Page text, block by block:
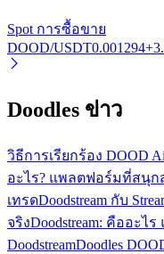
การแนะนำ
เชิญเพื่อนเพื่อรับรา
Deposit CASHCAT & Win
Spot การซื้อขาย
DOOD/USDT0.001294+
Doodles ข่าว
วิธีการเรียกร้อง DOOD
อะไร? แพลตฟอร์มที่สนุก
เทรดDoodstream กับ
จริงDoodstream: คืออะไ
DoodstreamDoodles